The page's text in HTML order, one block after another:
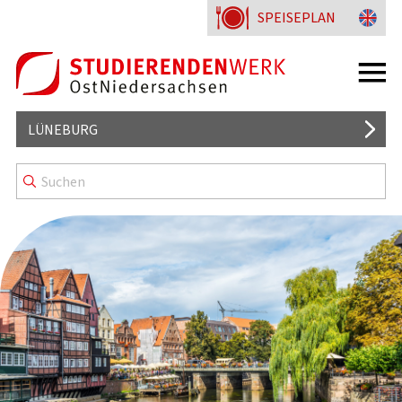
LÜNEBURG
MENSA
WISSENSWERTES
KENNZEICHNUNG & MENÜLINIEN
WOHNHEIME
SPEISEPLAN